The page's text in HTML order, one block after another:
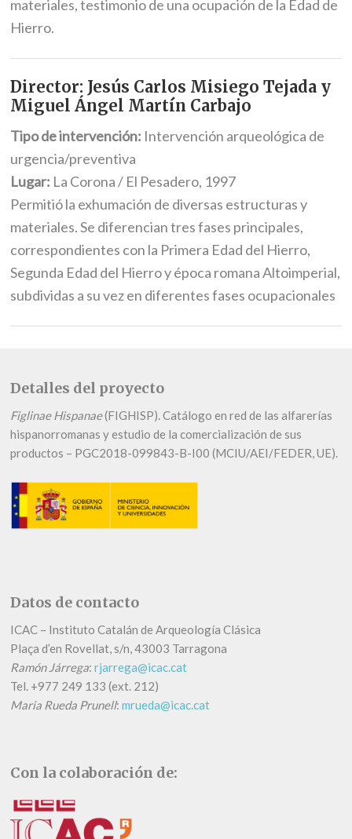
materiales, testimonio de una ocupación de la Edad de
Hierro.
Director: Jesús Carlos Misiego Tejada y
Miguel Ángel Martín Carbajo
Tipo de intervención: Intervención arqueológica de
urgencia/preventiva
Lugar: La Corona / El Pesadero, 1997
Permitió la exhumación de diversas estructuras y
materiales. Se diferencian tres fases principales,
correspondientes con la Primera Edad del Hierro,
Segunda Edad del Hierro y época romana Altoimperial,
subdividas a su vez en diferentes fases ocupacionales
Detalles del proyecto
Figlinae Hispanae(FIGHISP). Catálogo en red de las alfarerías
hispanorromanas y estudio de la comercialización de sus
productos – PGC2018-099843-B-I00 (MCIU/AEI/FEDER, UE).
Datos de contacto
ICAC – Instituto Catalán de Arqueología Clásica
Plaça d’en Rovellat, s/n, 43003 Tarragona
Ramón Járrega:rjarrega@icac.cat
Tel. +977 249 133 (ext. 212)
Maria Rueda Prunell:mrueda@icac.cat
Con la colaboración de: